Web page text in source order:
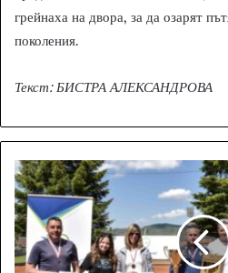
грейнаха на двора, за да озарят
поколения.
Текст: БИСТРА АЛЕКСАНДРОВА